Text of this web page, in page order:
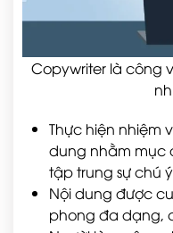
Copywriter là công
Thực hiện nhiệm
dung nhằm mục
tập trung sự chú
Nội dung được
phong đa dạng,